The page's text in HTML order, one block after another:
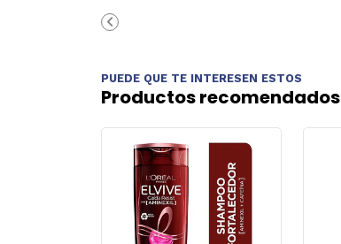
PUEDE QUE TE INTERESEN ESTOS
Productos recomendados